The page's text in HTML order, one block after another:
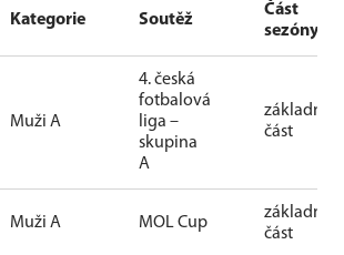
Kategorie Soutěž
Část
sezóny
Muži A
4. česká
fotbalová
liga –
skupina
A
základní
část
Muži A MOL Cup
základní
část